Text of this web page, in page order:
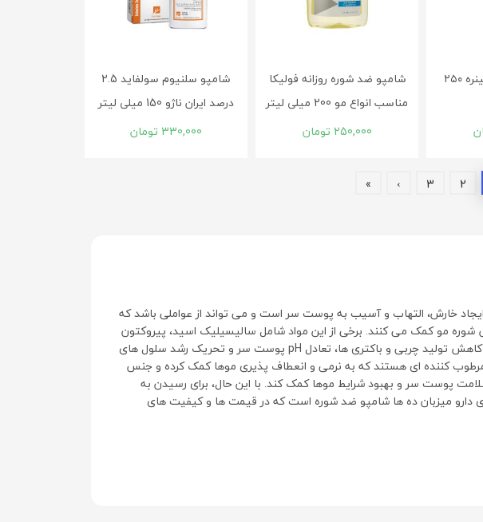
شامپو ضد شوره سینره ۲۵۰
شامپو ضد شوره روزانه فولیکا
مناسب انواع مو 200 میلی لیتر
250,000 تومان
شامپو سلنیوم سولفاید 2.5
درصد ایران ناژو 150 میلی لیتر
330,000 تومان
2
3
›
»
خارش، التهاب و آسیب به پوست سر است و می تواند از عواملی باشد که
مو کمک می کنند. برخی از این مواد شامل سالیسیلیک اسید، پیروکتون
آمین، زینک پیریتیون، کتوکنازول و تاریخچه هستند. این مواد می توانند با تسکین التهاب پوست سر، کاهش تولید چربی و باکتری ها، تعادل pH پوست سر و تحریک رشد سلول های
مرطوب کننده ای هستند که به نرمی و انعطاف پذیری موها کمک کرده و جنس
پوست سر و بهبود شرایط موها کمک کند. با این حال، برای رسیدن به
دارو میزبان ده ها شامپو ضد شوره است که در قیمت ها و کیفیت های
کاربرد دارند. برخی از کاربردهای این محصولات عبارتند از: